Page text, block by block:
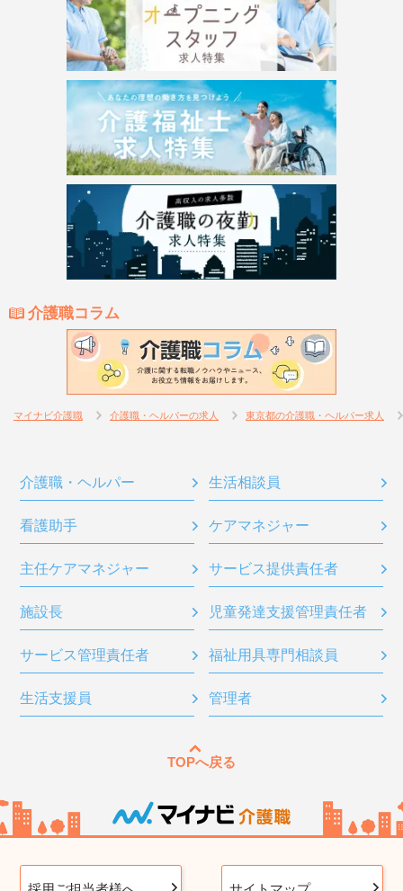
介護職コラム
マイナビ介護職 介護職・ヘルパーの求人 東京都の介護職・ヘルパー求人
介護職・ヘルパー 生活相談員
看護助手 ケアマネジャー
主任ケアマネジャー サービス提供責任者
施設長 児童発達支援管理責任者
サービス管理責任者 福祉用具専門相談員
生活支援員 管理者
TOPへ戻る